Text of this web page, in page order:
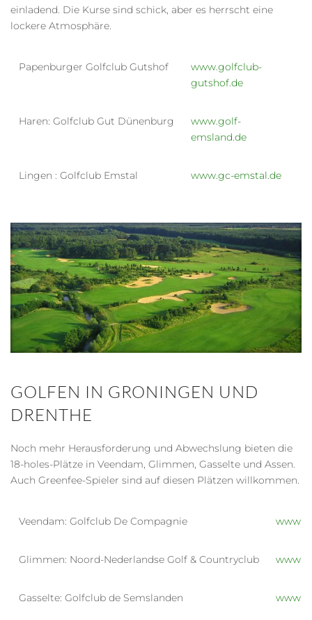
einladend. Die Kurse sind schick, aber es herrscht eine
lockere Atmosphäre.
Papenburger Golfclub Gutshof
www.golfclub-
gutshof.de
Haren: Golfclub Gut Dünenburg
www.golf-
emsland.de
Lingen : Golfclub Emstal www.gc-emstal.de
GOLFEN IN GRONINGEN UND
DRENTHE
Noch mehr Herausforderung und Abwechslung bieten die
18-holes-Plätze in Veendam, Glimmen, Gasselte und Assen.
Auch Greenfee-Spieler sind auf diesen Plätzen willkommen.
Veendam: Golfclub De Compagnie
Glimmen: Noord-Nederlandse Golf & Countryclub
Gasselte: Golfclub de Semslanden